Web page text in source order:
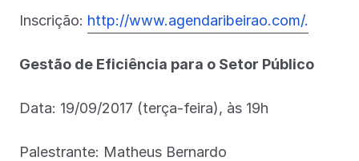
Inscrição: http://www.agendaribeirao.com/.
Gestão de Eficiência para o Setor Público
Data: 19/09/2017 (terça-feira), às 19h
Palestrante: Matheus Bernardo